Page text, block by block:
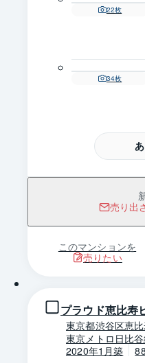
22枚
34枚
22 枚
売り出
このマンションを
売りたい
プラウド恵比寿
東京都渋谷区恵
東京メトロ日比
2020年1月築